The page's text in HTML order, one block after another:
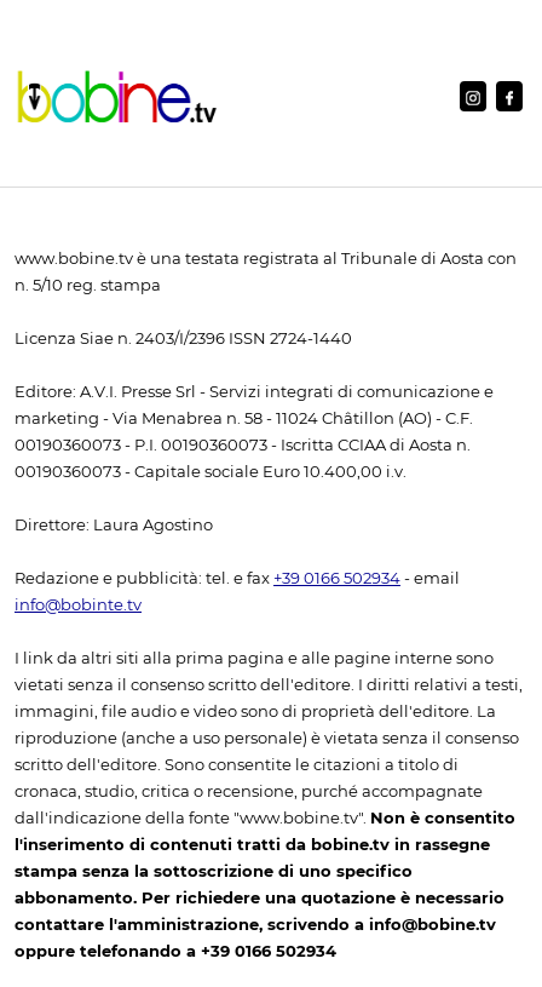
www.bobine.tv è una testata registrata al Tribunale di Aosta con
n. 5/10 reg. stampa
Licenza Siae n. 2403/I/2396 ISSN 2724-1440
Editore: A.V.I. Presse Srl - Servizi integrati di comunicazione e
marketing - Via Menabrea n. 58 - 11024 Châtillon (AO) - C.F.
00190360073 - P.I. 00190360073 - Iscritta CCIAA di Aosta n.
00190360073 - Capitale sociale Euro 10.400,00 i.v.
Direttore: Laura Agostino
Redazione e pubblicità: tel. e fax +39 0166 502934 - email
info@bobinte.tv
I link da altri siti alla prima pagina e alle pagine interne sono
vietati senza il consenso scritto dell'editore. I diritti relativi a testi,
immagini, file audio e video sono di proprietà dell'editore. La
riproduzione (anche a uso personale) è vietata senza il consenso
scritto dell'editore. Sono consentite le citazioni a titolo di
cronaca, studio, critica o recensione, purché accompagnate
dall'indicazione della fonte "www.bobine.tv". Non è consentito
l'inserimento di contenuti tratti da bobine.tv in rassegne
stampa senza la sottoscrizione di uno specifico
abbonamento. Per richiedere una quotazione è necessario
contattare l'amministrazione, scrivendo a info@bobine.tv
oppure telefonando a +39 0166 502934